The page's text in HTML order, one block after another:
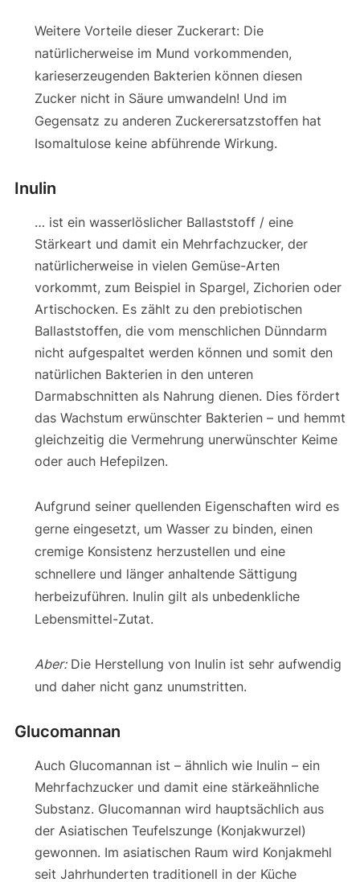
Weitere Vorteile dieser Zuckerart: Die
natürlicherweise im Mund vorkommenden,
karieserzeugenden Bakterien können diesen
Zucker nicht in Säure umwandeln! Und im
Gegensatz zu anderen Zuckerersatzstoffen hat
Isomaltulose keine abführende Wirkung.
Inulin
… ist ein wasserlöslicher Ballaststoff / eine
Stärkeart und damit ein Mehrfachzucker, der
natürlicherweise in vielen Gemüse-Arten
vorkommt, zum Beispiel in Spargel, Zichorien oder
Artischocken. Es zählt zu den prebiotischen
Ballaststoffen, die vom menschlichen Dünndarm
nicht aufgespaltet werden können und somit den
natürlichen Bakterien in den unteren
Darmabschnitten als Nahrung dienen. Dies fördert
das Wachstum erwünschter Bakterien – und hemmt
gleichzeitig die Vermehrung unerwünschter Keime
oder auch Hefepilzen.
Aufgrund seiner quellenden Eigenschaften wird es
gerne eingesetzt, um Wasser zu binden, einen
cremige Konsistenz herzustellen und eine
schnellere und länger anhaltende Sättigung
herbeizuführen. Inulin gilt als unbedenkliche
Lebensmittel-Zutat.
Aber:Die Herstellung von Inulin ist sehr aufwendig
und daher nicht ganz unumstritten.
Glucomannan
Auch Glucomannan ist – ähnlich wie Inulin – ein
Mehrfachzucker und damit eine stärkeähnliche
Substanz. Glucomannan wird hauptsächlich aus
der Asiatischen Teufelszunge (Konjakwurzel)
gewonnen. Im asiatischen Raum wird Konjakmehl
seit Jahrhunderten traditionell in der Küche